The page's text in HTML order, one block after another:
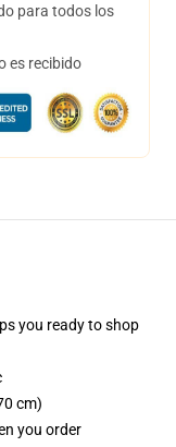
para todos los
es recibido
you ready to shop
cm)
you order